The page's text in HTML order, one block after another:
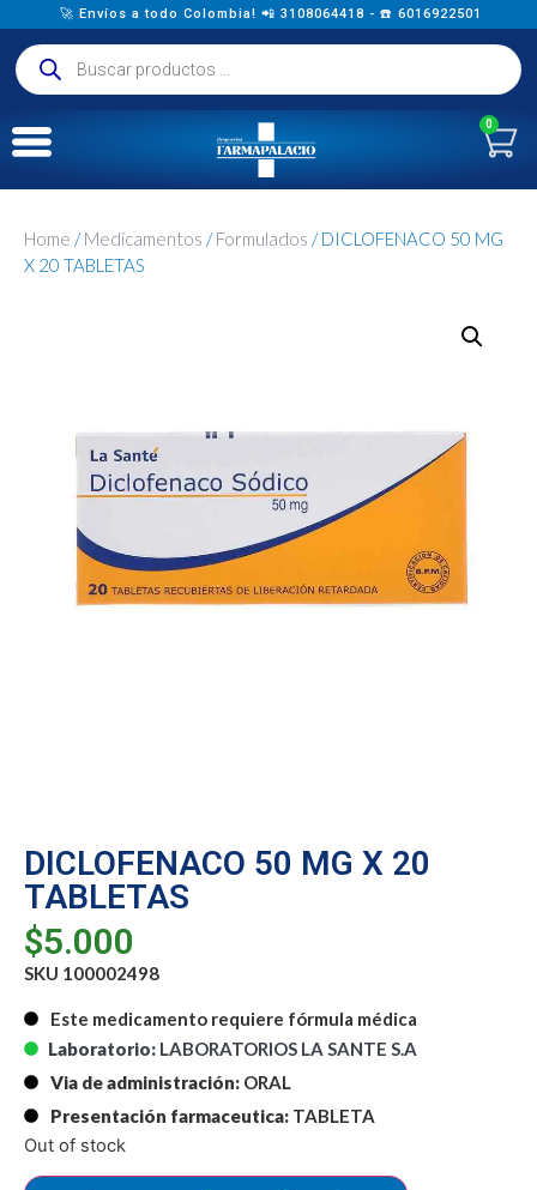
🚀 Envíos a todo Colombia! 📲 3108064418 - ☎️ 6016922501
0
Home /Medicamentos /Formulados / DICLOFENACO 50 MG
X 20 TABLETAS
DICLOFENACO 50 MG X 20
TABLETAS
$5.000
SKU 100002498
Este medicamento requiere fórmula médica
Laboratorio: LABORATORIOS LA SANTE S.A
Via de administración: ORAL
Presentación farmaceutica: TABLETA
Out of stock